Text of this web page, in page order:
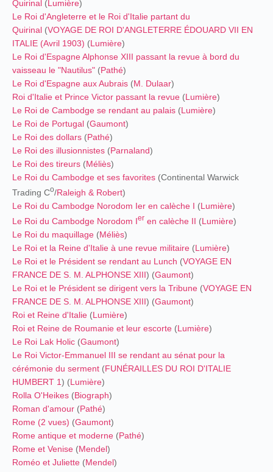
Quirinal (Lumière)
Le Roi d'Angleterre et le Roi d'Italie partant du
Quirinal (VOYAGE DE ROI D'ANGLETERRE ÉDOUARD VII EN
ITALIE (Avril 1903) (Lumière)
Le Roi d'Espagne Alphonse XIII passant la revue à bord du
vaisseau le "Nautilus" (Pathé)
Le Roi d'Espagne aux Aubrais (M. Dulaar)
Roi d'Italie et Prince Victor passant la revue (Lumière)
Le Roi de Cambodge se rendant au palais (Lumière)
Le Roi de Portugal (Gaumont)
Le Roi des dollars (Pathé)
Le Roi des illusionnistes (Parnaland)
Le Roi des tireurs (Méliès)
Le Roi du Cambodge et ses favorites (Continental Warwick
Trading Co/Raleigh & Robert)
Le Roi du Cambodge Norodom Ier en calèche I (Lumière)
Le Roi du Cambodge Norodom Ier en calèche II (Lumière)
Le Roi du maquillage (Méliès)
Le Roi et la Reine d'Italie à une revue militaire (Lumière)
Le Roi et le Président se rendant au Lunch (VOYAGE EN
FRANCE DE S. M. ALPHONSE XIII) (Gaumont)
Le Roi et le Président se dirigent vers la Tribune (VOYAGE EN
FRANCE DE S. M. ALPHONSE XIII) (Gaumont)
Roi et Reine d'Italie (Lumière)
Roi et Reine de Roumanie et leur escorte (Lumière)
Le Roi Lak Holic (Gaumont)
Le Roi Victor-Emmanuel III se rendant au sénat pour la
cérémonie du serment (FUNÉRAILLES DU ROI D'ITALIE
HUMBERT 1) (Lumière)
Rolla O'Heikes (Biograph)
Roman d'amour (Pathé)
Rome (2 vues) (Gaumont)
Rome antique et moderne (Pathé)
Rome et Venise (Mendel)
Roméo et Juliette (Mendel)